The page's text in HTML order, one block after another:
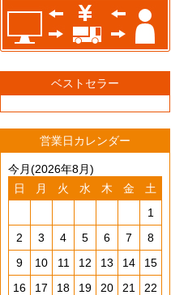
ベストセラー
営業日カレンダー
今月(2026年8月)
日
月 火 水 木 金
土
1
2
3 4 5 6 7
8
9
10 11 12 13 14
15
16
17 18 19 20 21
22